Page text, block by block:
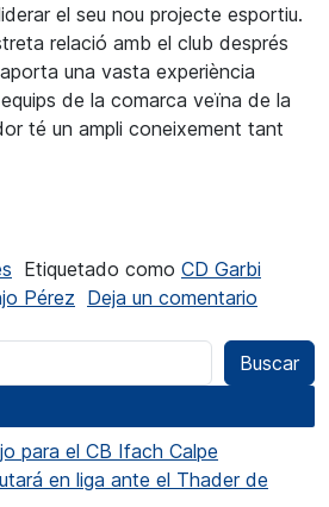
el seu nou projecte esportiu.
relació amb el club després
una vasta experiència
de la comarca veïna de la
té un ampli coneixement tant
Etiquetado como CD Garbi
Pérez Deja un comentario
Buscar
para el CB Ifach Calpe
en liga ante el Thader de